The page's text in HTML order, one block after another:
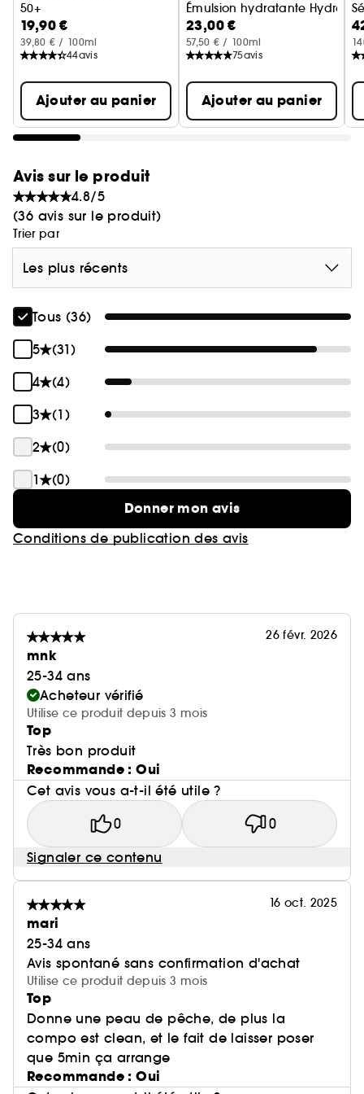
50+
Soin visage solaire
19,90 €
39,80 € / 100ml
44avis
Ajouter au panier
Émulsion hydratante
23,00 €
57,50 € / 100ml
75avis
Ajouter au panier
Avis sur le produit
4.8/5
(36 avis sur le produit)
Trier par
Les plus récents
Tous (36)
5
(31)
4
(4)
3
(1)
2
(0)
1
(0)
Donner mon avis
Conditions de publication des avis
26 févr. 2026
mnk
25-34 ans
Acheteur vérifié
Utilise ce produit depuis 3 mois
Top
Très bon produit
Recommande : Oui
Cet avis vous a-t-il été utile ?
0 0
Signaler ce contenu
16 oct. 2025
mari
25-34 ans
Avis spontané sans confirmation d'achat
Utilise ce produit depuis 3 mois
Top
Donne une peau de pêche, de plus la
compo est clean, et le fait de laisser poser
que 5min ça arrange
Recommande : Oui